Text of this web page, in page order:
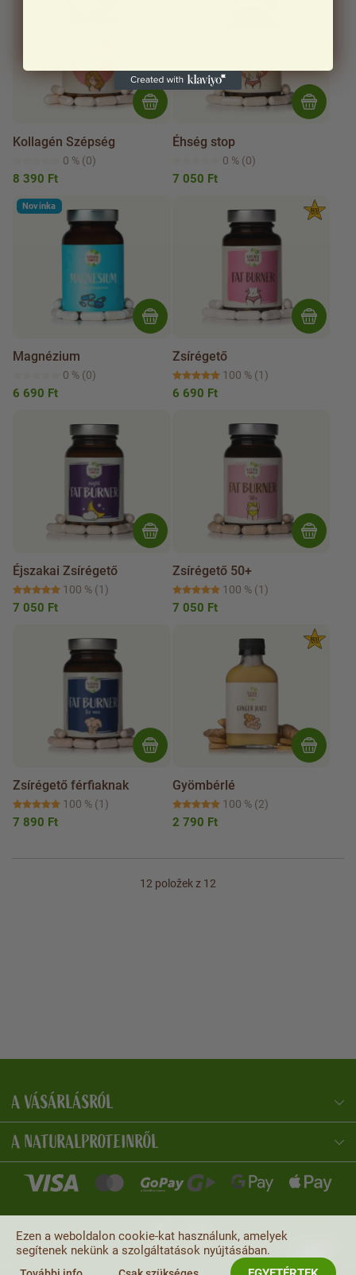
Kollagén Szépség
0 % (0)
8 390 Ft
Éhség stop
0 %(0)
7 050 Ft
Novinka
Magnézium
0 % (0)
6 690 Ft
Zsírégető
100 %(1)
6 690 Ft
Éjszakai Zsírégető
100 % (1)
7 050 Ft
Zsírégető 50+
100 %(1)
7 050 Ft
Zsírégető férfiaknak
100 % (1)
7 890 Ft
Gyömbérlé
100 %(2)
2 790 Ft
12 položek z 12
A VÁSÁRLÁSRÓL
A NATURALPROTEINRŐL
Ezen a weboldalon cookie-kat használunk, amelyek
segítenek nekünk a szolgáltatások nyújtásában.
NaturalProtein Tanácsadó
Online · Itt vagyok Önnek